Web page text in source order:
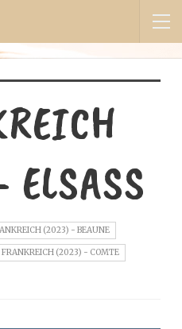
(2023) - BEAUNE
FRANKREICH (2023) - COMTE